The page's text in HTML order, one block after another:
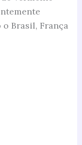
Brasil, França